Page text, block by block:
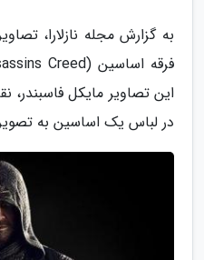
به گزارش مجله نازلارا،
این تصاویر مایکل فاسبندر،
در لباس یک اساسین به